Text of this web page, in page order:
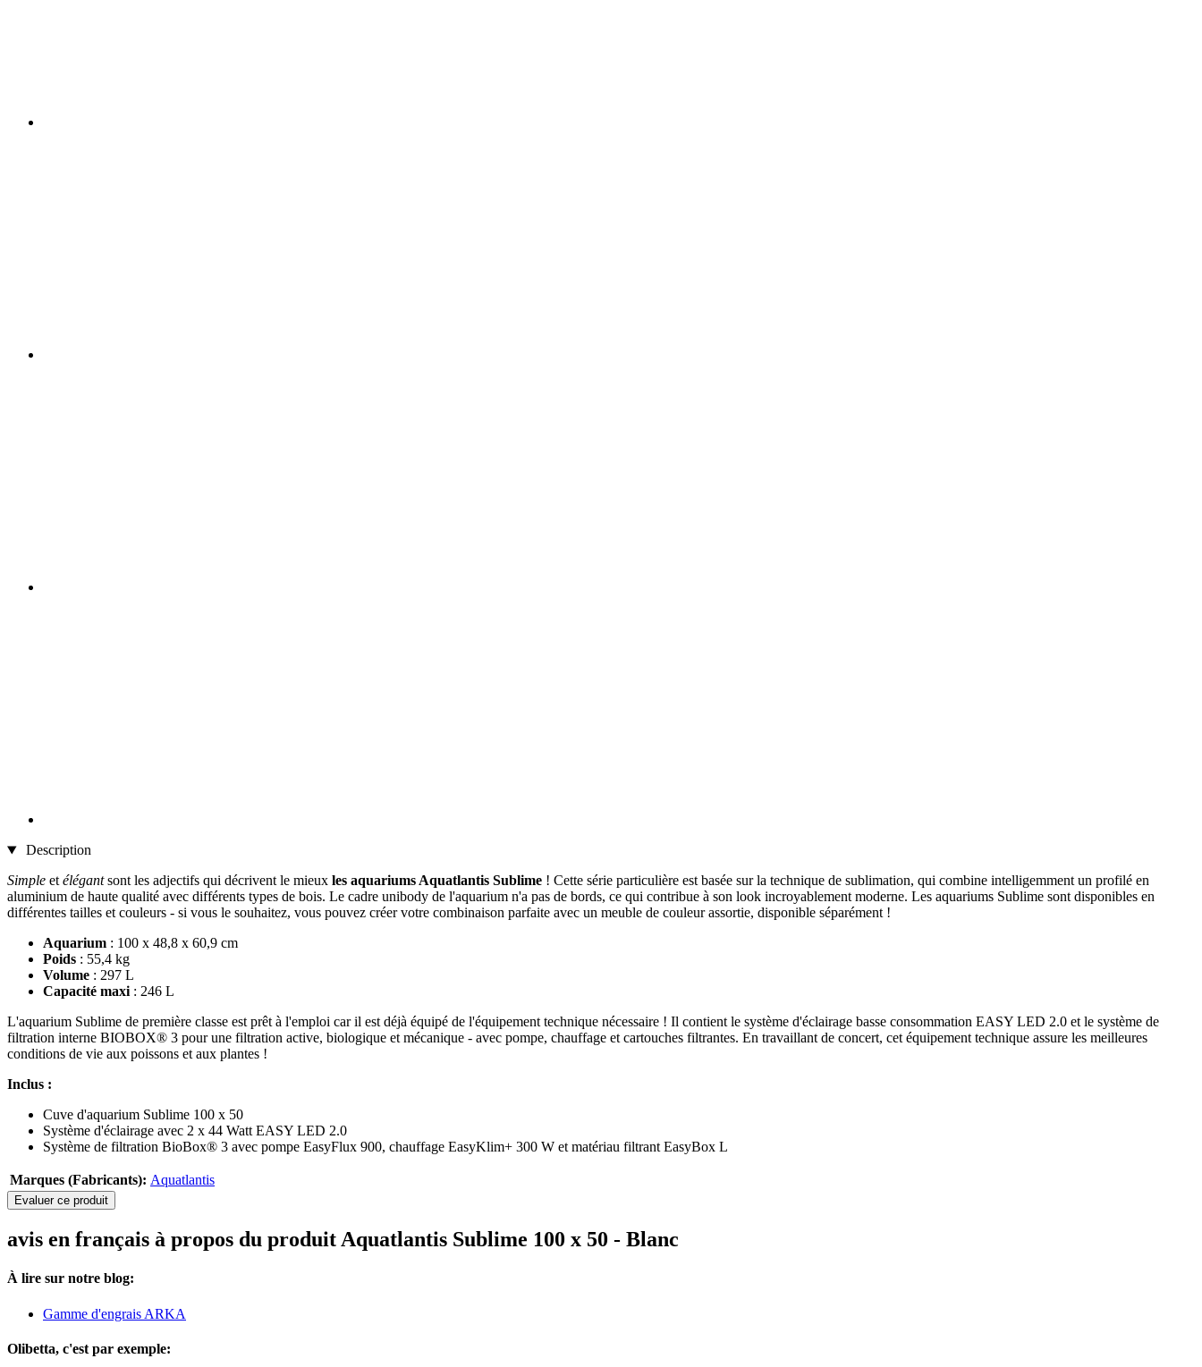
Description
Simple et élégantsont les adjectifs qui décrivent le mieux les aquariums Aquatlantis Sublime ! Cette série particulière est basée sur la technique de sublimation, qui combine intelligemment un profilé en
aluminium de haute qualité avec différents types de bois. Le cadre unibody de l'aquarium n'a pas de bords, ce qui contribue à son look incroyablement moderne. Les aquariums Sublime sont disponibles en
différentes tailles et couleurs - si vous le souhaitez, vous pouvez créer votre combinaison parfaite avec un meuble de couleur assortie, disponible séparément !
Aquarium : 100 x 48,8 x 60,9 cm
Poids : 55,4 kg
Volume : 297 L
Capacité maxi : 246 L
L'aquarium Sublime de première classe est prêt à l'emploi car il est déjà équipé de l'équipement technique nécessaire ! Il contient le système d'éclairage basse consommation EASY LED 2.0 et le système de
filtration interne BIOBOX® 3 pour une filtration active, biologique et mécanique - avec pompe, chauffage et cartouches filtrantes. En travaillant de concert, cet équipement technique assure les meilleures
conditions de vie aux poissons et aux plantes !
Inclus :
Cuve d'aquarium Sublime 100 x 50
Système d'éclairage avec 2 x 44 Watt EASY LED 2.0
Système de filtration BioBox® 3 avec pompe EasyFlux 900, chauffage EasyKlim+ 300 W et matériau filtrant EasyBox L
Marques (Fabricants): Aquatlantis
Evaluer ce produit
avis en français à propos du produit Aquatlantis Sublime 100 x 50 - Blanc
À lire sur notre blog:
Gamme d'engrais ARKA
Olibetta, c'est par exemple: